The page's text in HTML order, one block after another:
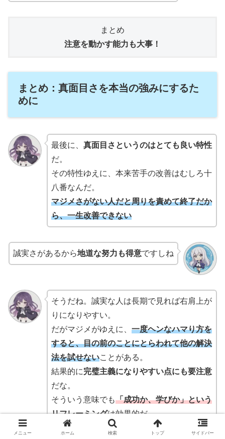
まとめ
注意を動かす能力も大事！
まとめ：真面目さを本当の強みにするた
めに
最後に、 真面目さというのはとても良い特性
だ。
その特性ゆえに、本来苦手の改善はむしろ十
八番なんだ。
マジメさがない人だと周りを責めて終了だか
ら、一生改善できない
誠実さがあるから地道な努力も得意ですしね
そうだね。誠実な人は長期で見れば右肩上が
りになりやすい。
だがマジメがゆえに、 一度ヘンなハマり方を
すると、目の前のことにとらわれて他の解決
法を試せないことがある。
結果的に完璧主義になりやすい点にも要注意
だな。
そういう意味でも「成功か、学びか」という
リフレーミングは効果的だ
メニュー ホーム 検索 トップ サイドバー